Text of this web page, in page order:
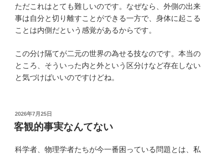
ただこれはとても難しいのです。なぜなら、外側の出来
事は自分と切り離すことができる一方で、身体に起こる
ことは内側だという感覚があるからです。
この分け隔てが二元の世界の為せる技なのです。本当の
ところ、そういった内と外という区分けなど存在しない
と気づけばいいのですけどね。
投
稿
日:
2026年7月25日
客観的事実なんてない
科学者、物理学者たちが今一番困っている問題とは、私